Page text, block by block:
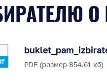
PDF (размер 854.61 кб)